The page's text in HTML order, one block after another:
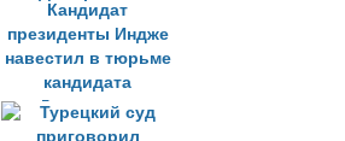
Кандидат
президенты Индже
навестил в тюрьме
кандидата
Демирташа